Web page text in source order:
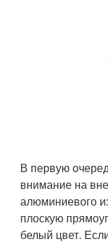
В первую
внимание на
алюминиевого
плоскую
белый цвет.